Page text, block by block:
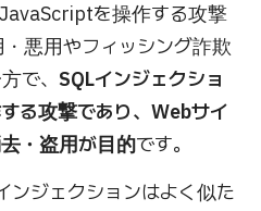
を操作する攻撃
悪用やフィッシング詐欺
で、 SQLインジェクショ
る攻撃であり、Webサイ
・盗用が目的です。
ンジェクションはよく似た